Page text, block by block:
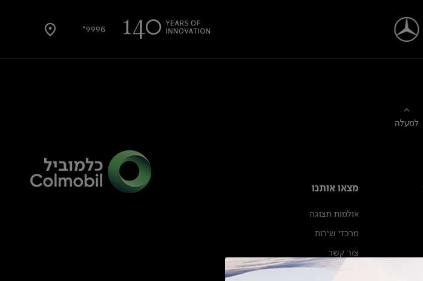
9996*
למעלה
מצאו אותנו
אולמות תצוגה
מרכזי שירות
צור קשר